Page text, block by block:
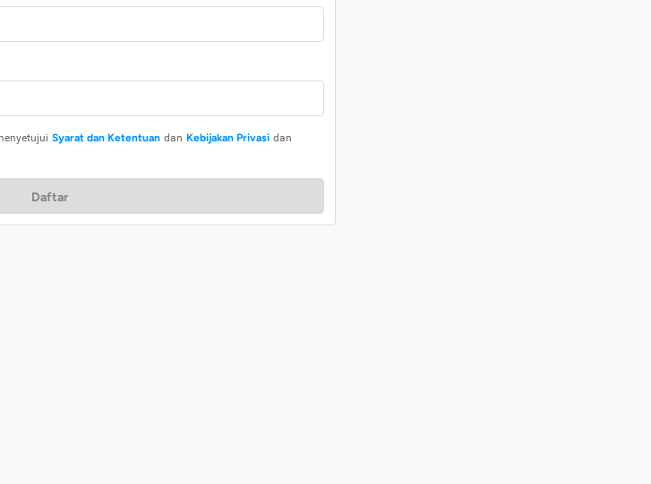
Syarat dan Ketentuan dan Kebijakan Privasi dan
Daftar